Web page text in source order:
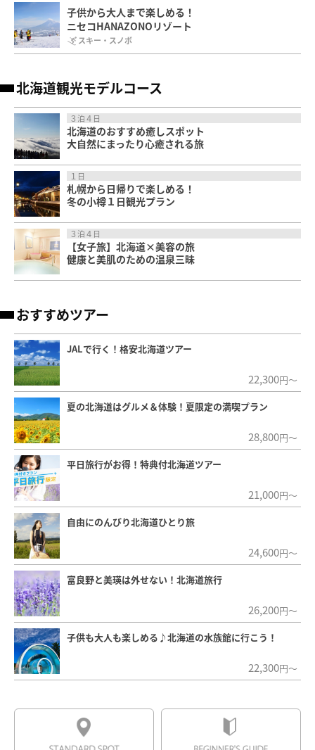
子供から大人まで楽しめる！
ニセコHANAZONOリゾート
スキー・スノボ
北海道観光モデルコース
３泊４日
北海道のおすすめ癒しスポット
大自然にまったり心癒される旅
１日
札幌から日帰りで楽しめる！
冬の小樽１日観光プラン
３泊４日
【女子旅】北海道×美容の旅
健康と美肌のための温泉三昧
おすすめツアー
JALで行く！格安北海道ツアー
22,300円～
夏の北海道はグルメ＆体験！夏限定の満喫プラン
28,800円～
平日旅行がお得！特典付北海道ツアー
21,000円～
自由にのんびり北海道ひとり旅
24,600円～
富良野と美瑛は外せない！北海道旅行
26,200円～
子供も大人も楽しめる♪北海道の水族館に行こう！
22,300円～